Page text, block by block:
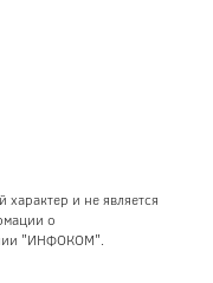
и не является
о
"ИНФОКОМ".